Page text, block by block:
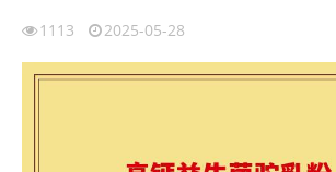
1113 2025-05-28